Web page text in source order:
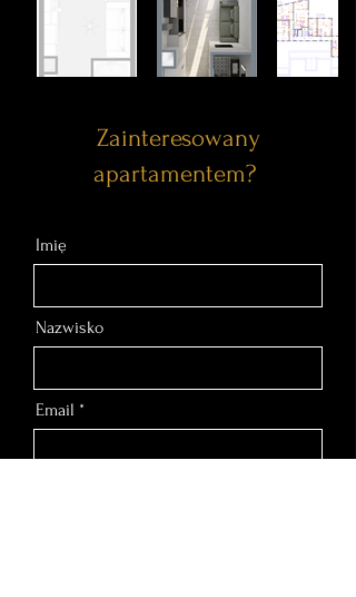
Zainteresowany
apartamentem?
Imię
Nazwisko
Email